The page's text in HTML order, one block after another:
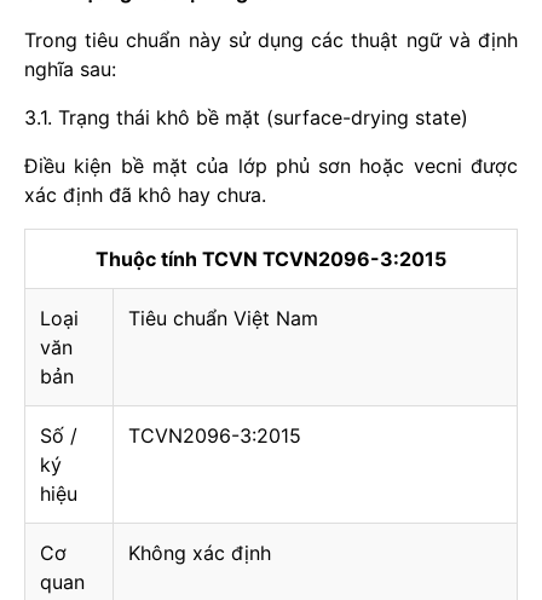
Trong tiêu chuẩn này sử dụng các thuật ngữ và định
nghĩa sau:
3.1. Trạng thái khô bề mặt (surface-drying state)
Điều kiện bề mặt của lớp phủ sơn hoặc vecni được
xác định đã khô hay chưa.
Thuộc tính TCVN TCVN2096-3:2015
Loại
văn
bản
Tiêu chuẩn Việt Nam
Số /
ký
hiệu
TCVN2096-3:2015
Cơ
quan
Không xác định